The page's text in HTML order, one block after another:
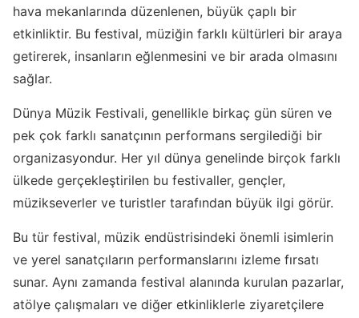
hava mekanlarında düzenlenen, büyük çaplı bir
etkinliktir. Bu festival, müziğin farklı kültürleri bir araya
getirerek, insanların eğlenmesini ve bir arada olmasını
sağlar.
Dünya Müzik Festivali, genellikle birkaç gün süren ve
pek çok farklı sanatçının performans sergilediği bir
organizasyondur. Her yıl dünya genelinde birçok farklı
ülkede gerçekleştirilen bu festivaller, gençler,
müzikseverler ve turistler tarafından büyük ilgi görür.
Bu tür festival, müzik endüstrisindeki önemli isimlerin
ve yerel sanatçıların performanslarını izleme fırsatı
sunar. Aynı zamanda festival alanında kurulan pazarlar,
atölye çalışmaları ve diğer etkinliklerle ziyaretçilere